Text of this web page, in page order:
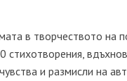
в творчеството на
стихотворения,
и размисли на